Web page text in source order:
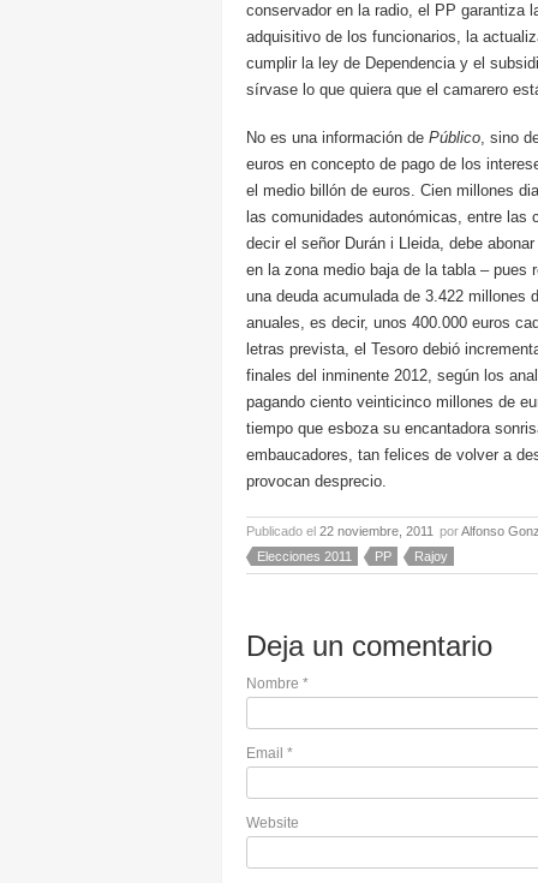
conservador en la radio, el PP garantiza
adquisitivo de los funcionarios, la
cumplir la ley de Dependencia y el
sírvase lo que quiera que el camarero
No es una información de Público, sino
euros en concepto de pago de los
el medio billón de euros. Cien millones
las comunidades autonómicas, entre las
decir el señor Durán i Lleida, debe
en la zona medio baja de la tabla – pues
una deuda acumulada de 3.422 millones
anuales, es decir, unos 400.000 euros
letras prevista, el Tesoro debió
finales del inminente 2012, según los
pagando ciento veinticinco millones de
tiempo que esboza su encantadora
embaucadores, tan felices de volver a
provocan desprecio.
Publicado el 22 noviembre, 2011 porAlfonso
Elecciones 2011
PP Rajoy
Deja un comentario
Nombre *
Email *
Website